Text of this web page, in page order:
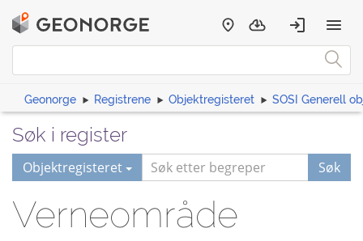
Geonorge Registrene Objektregisteret SOSI Generell
Søk i register
Objektregisteret Søk
Verneområde